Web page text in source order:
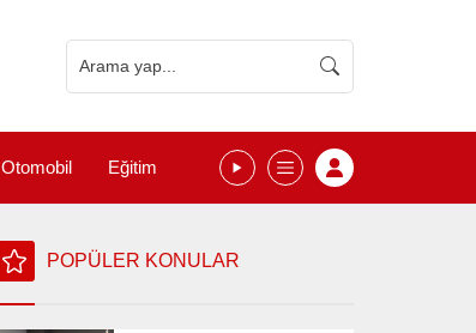
Otomobil Eğitim
POPÜLER KONULAR